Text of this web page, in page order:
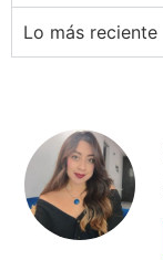
Lo más reciente